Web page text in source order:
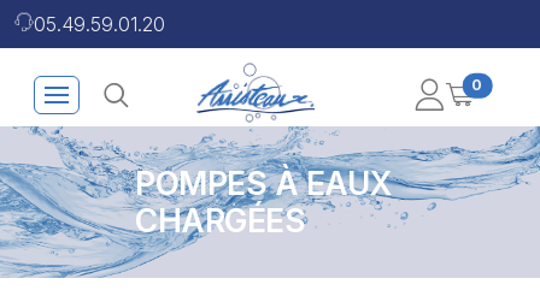
05.49.59.01.20
0
POMPES À EAUX
CHARGÉES